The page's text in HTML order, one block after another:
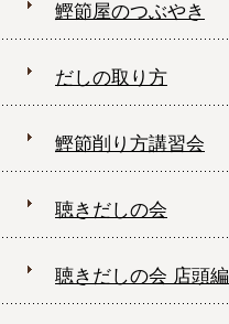
鰹節屋のつぶやき
だしの取り方
鰹節削り方講習会
聴きだしの会
聴きだしの会 店頭編